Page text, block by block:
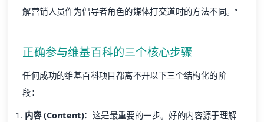
解营销人员作为倡导者角色的媒体打交道时的方法不同。”
正确参与维基百科的三个核心步骤
任何成功的维基百科项目都离不开以下三个结构化的阶
段：
内容 (Content)：这是最重要的一步。好的内容源于理解